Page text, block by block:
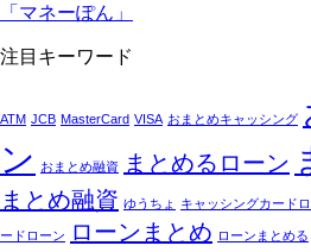
「マネーぽん」
注目キーワード
ATM JCB MasterCard VISA おまとめキャッシング
ン
おまとめ融資 まとめるローン
まとめ融資 ゆうちょ キャッシングカード
ードローン ローンまとめ ローンまとめる